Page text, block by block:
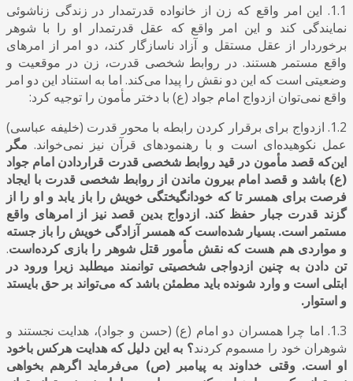
1.1. این امر واقع که زن از خانواده قدرتمدار در زندگی زناشوئی
نمایندگی کند و این امر واقع که عقل قدرتمدار او را با شوهر
برخوردار از عقل مستقل و آزاد ناسازگار کند، دو امر از امرهای
واقع مستمر هستند. در روابط شخصی قدرت، زن در موقعیت و
وضعیتی است که این دو نقش را پیدا می‌کند. اما به استناد این دو امر
واقع نمی‌توان ازدواج امام جواد (ع) با دختر مأمون را توجیه کرد:
1.2. ازدواج برای برقرار کردن رابطه با محور قدرت (خلیفه عباسی)
عمل نکوهیده‌ای است و با رهنمودهای قرآن نیز نمی‌خواند. مگر
این‌که قصد مأمون در قید روابط شخصی قدرت قراردادن امام جواد
(ع) باشد و قصد امام بیرون ماندن از روابط شخصی قدرت با ایجاد
فرصت برای همسر تا که خودانگیختگی خویش را باز یابد و او را از
گزند قدرت جبار حفظ کند. ازدواج بدین قصد نیز از امرهای واقع
مستمر است. بسیار شده‌است که همسر آزادگی خویش را باز جسته
و مواردی هم هست که نقش مأمور قتل شوهر را بازی کرده‌است.
تن دادن به چنین ازدواجی شخصیتی توانمند میطلبد زیرا ورود در
ابتلی است و وارد شونده باید مطمئن باشد که می‌تواند بر حق بایستد
و استوار.
1.3. اما چرا همسران دو امام (ع) (حسن و جواد)، هدایت نجستند و
شوهران خود را مسموم کردند؟ به این دلیل که هدایت هرکس باخود
او است. وقتی خداوند به پیامبر (ص) می‌فرماید اگرهم بخواهی